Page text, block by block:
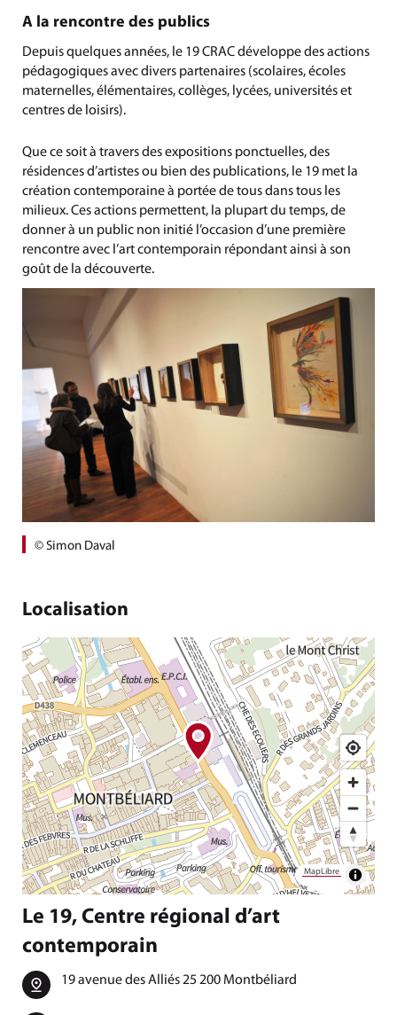
A la rencontre des publics
Depuis quelques années, le 19 CRAC développe des actions
pédagogiques avec divers partenaires (scolaires, écoles
maternelles, élémentaires, collèges, lycées, universités et
centres de loisirs).
Que ce soit à travers des expositions ponctuelles, des
résidences d’artistes ou bien des publications, le 19 met la
création contemporaine à portée de tous dans tous les
milieux. Ces actions permettent, la plupart du temps, de
donner à un public non initié l’occasion d’une première
rencontre avec l’art contemporain répondant ainsi à son
goût de la découverte.
© Simon Daval
Localisation
MapLibre
Le 19, Centre régional d’art
contemporain
19 avenue des Alliés 25 200 Montbéliard